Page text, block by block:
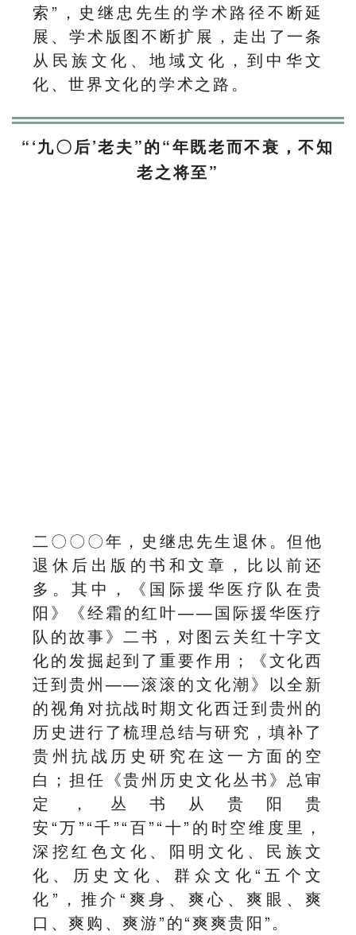
索”，史继忠先生的学术路径不断延
展、学术版图不断扩展，走出了一条
从民族文化、地域文化，到中华文
化、世界文化的学术之路。
“‘九〇后’老夫”的“年既老而不衰，不知
老之将至”
二〇〇〇年，史继忠先生退休。但他
退休后出版的书和文章，比以前还
多。其中，《国际援华医疗队在贵
阳》《经霜的红叶——国际援华医疗
队的故事》二书，对图云关红十字文
化的发掘起到了重要作用；《文化西
迁到贵州——滚滚的文化潮》以全新
的视角对抗战时期文化西迁到贵州的
历史进行了梳理总结与研究，填补了
贵州抗战历史研究在这一方面的空
白；担任《贵州历史文化丛书》总审
定，丛书从贵阳贵
安“万”“千”“百”“十”的时空维度里，
深挖红色文化、阳明文化、民族文
化、历史文化、群众文化“五个文
化”，推介“爽身、爽心、爽眼、爽
口、爽购、爽游”的“爽爽贵阳”。